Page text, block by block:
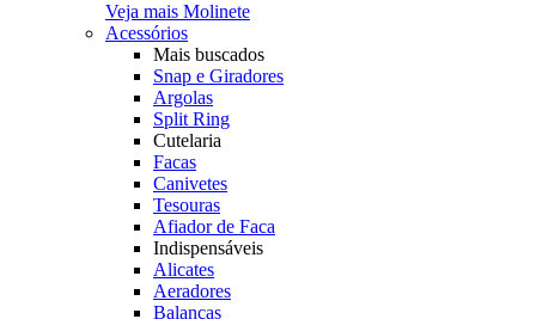
Veja mais Molinete
Acessórios
Mais buscados
Snap e Giradores
Argolas
Split Ring
Cutelaria
Facas
Canivetes
Tesouras
Afiador de Faca
Indispensáveis
Alicates
Aeradores
Balanças